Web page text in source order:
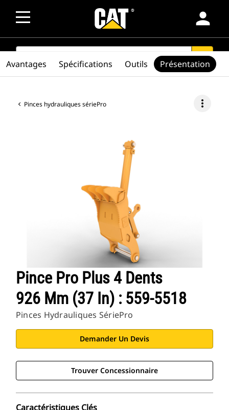
person
SEARCH search
Pinces hydrauliques sériePro more_vert
Pince Pro Plus 4 Dents
926 Mm (37 In) : 559-5518
Pinces Hydrauliques SériePro
Demander Un Devis
Trouver Concessionnaire
Caractéristiques Clés
Avantages Spécifications Outils Présentation